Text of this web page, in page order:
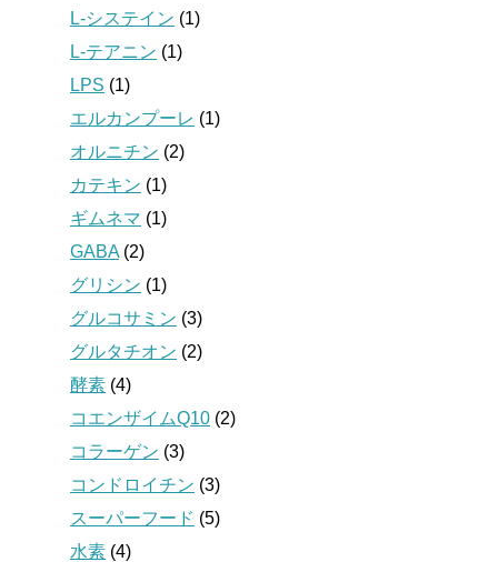
L-システイン (1)
L-テアニン (1)
LPS (1)
エルカンプーレ (1)
オルニチン (2)
カテキン (1)
ギムネマ (1)
GABA (2)
グリシン (1)
グルコサミン (3)
グルタチオン (2)
酵素 (4)
コエンザイムQ10 (2)
コラーゲン (3)
コンドロイチン (3)
スーパーフード (5)
水素 (4)